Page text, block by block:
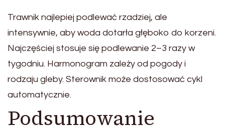
Trawnik najlepiej podlewać rzadziej, ale
intensywnie, aby woda dotarła głęboko do korzeni.
Najczęściej stosuje się podlewanie 2–3 razy w
tygodniu. Harmonogram zależy od pogody i
rodzaju gleby. Sterownik może dostosować cykl
automatycznie.
Podsumowanie